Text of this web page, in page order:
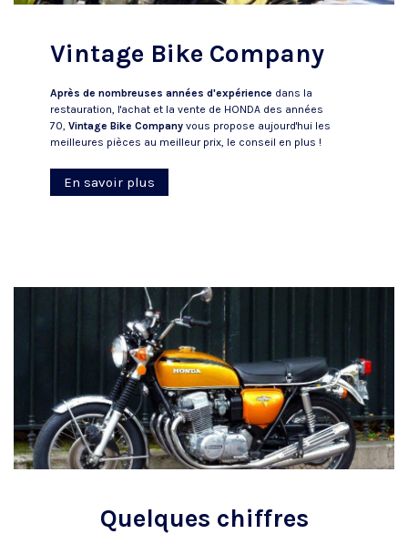
Vintage Bike Company
Après de nombreuses années d'expérience dans la
restauration, l'achat et la vente de HONDA des années
70, Vintage Bike Company vous propose aujourd'hui les
meilleures pièces au meilleur prix, le conseil en plus !
En savoir plus
Quelques chiffres